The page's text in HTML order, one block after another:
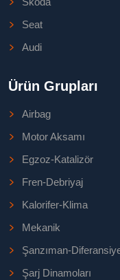
Seat
Audi
Ürün Grupları
Airbag
Motor Aksamı
Egzoz-Katalizör
Fren-Debriyaj
Kalorifer-Klima
Mekanik
Şanzıman-
Şarj Dinamoları